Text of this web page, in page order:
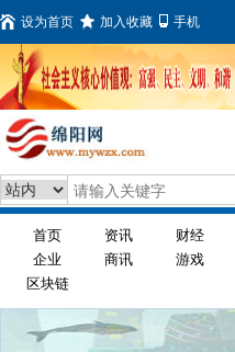
设为首页 加入收藏 手机
首页 资讯 财经
企业
商讯 游戏
区块链